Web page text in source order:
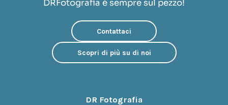
DRFotografia è sempre sul pezzo!
Contattaci
Scopri di più su di noi
DR Fotografia